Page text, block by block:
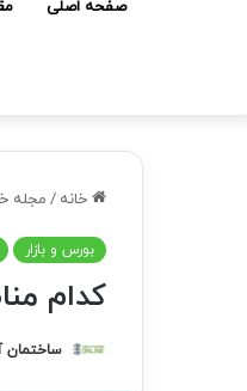
صفحه اصلی
خانه / مجله
بورس و بازار
کدام
ساختمان